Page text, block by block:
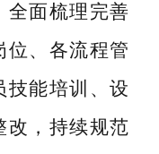
全面梳理完善
位、各流程管
技能培训、设
改，持续规范